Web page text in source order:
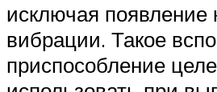
исключая появление
вибрации. Такое
приспособление